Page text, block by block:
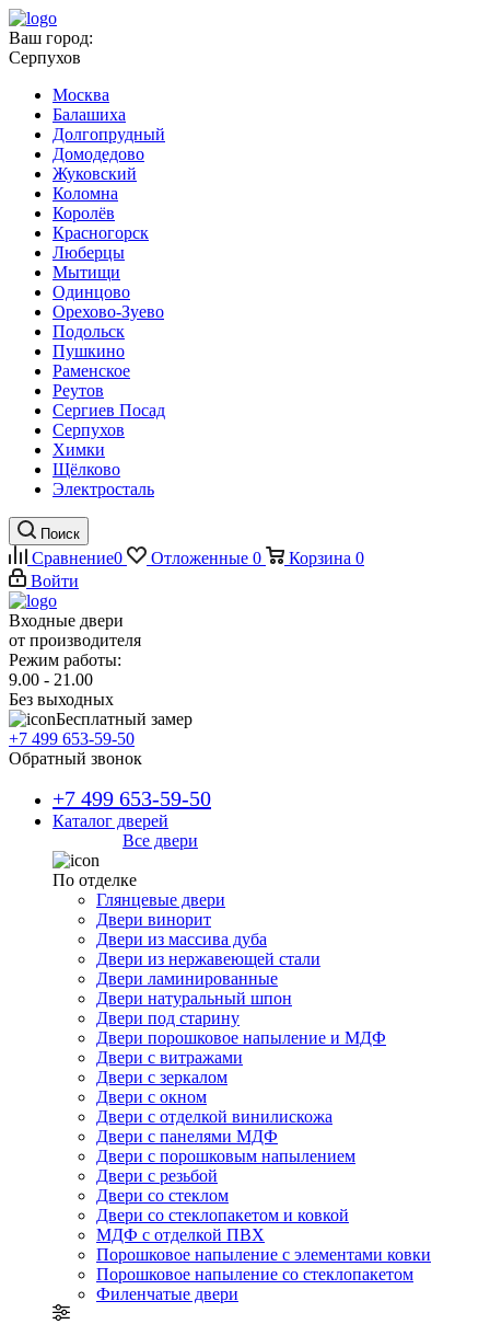
Ваш город:
Серпухов
Москва
Балашиха
Долгопрудный
Домодедово
Жуковский
Коломна
Королёв
Красногорск
Люберцы
Мытищи
Одинцово
Орехово-Зуево
Подольск
Пушкино
Раменское
Реутов
Сергиев Посад
Серпухов
Химки
Щёлково
Электросталь
Поиск
Сравнение0 Отложенные 0 Корзина 0
Войти
Входные двери
от производителя
Режим работы:
9.00 - 21.00
Без выходных
Бесплатный замер
+7 499 653-59-50
Обратный звонок
+7 499 653-59-50
Каталог дверей
Все двери
По отделке
Глянцевые двери
Двери винорит
Двери из массива дуба
Двери из нержавеющей стали
Двери ламинированные
Двери натуральный шпон
Двери под старину
Двери порошковое напыление и МДФ
Двери с витражами
Двери с зеркалом
Двери с окном
Двери с отделкой винилискожа
Двери с панелями МДФ
Двери с порошковым напылением
Двери с резьбой
Двери со стеклом
Двери со стеклопакетом и ковкой
МДФ с отделкой ПВХ
Порошковое напыление с элементами ковки
Порошковое напыление со стеклопакетом
Филенчатые двери